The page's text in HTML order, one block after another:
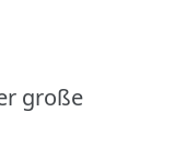
große